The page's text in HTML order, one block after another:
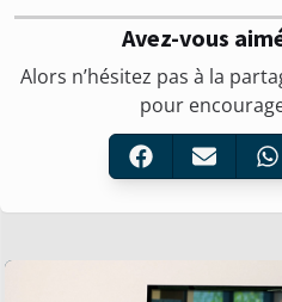
Avez-vous
Alors n’hésitez pas à la
pour